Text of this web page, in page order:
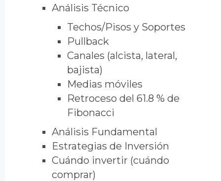
Análisis Técnico
Techos/Pisos y Soportes
Pullback
Canales (alcista, lateral,
bajista)
Medias móviles
Retroceso del 61.8 % de
Fibonacci
Análisis Fundamental
Estrategias de Inversión
Cuándo invertir (cuándo
comprar)